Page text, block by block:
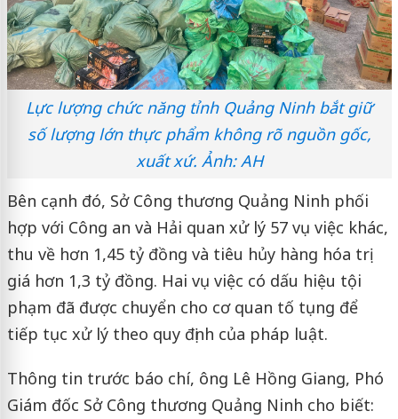
Lực lượng chức năng tỉnh Quảng Ninh bắt giữ
số lượng lớn thực phẩm không rõ nguồn gốc,
xuất xứ. Ảnh: AH
Bên cạnh đó, Sở Công thương Quảng Ninh phối
hợp với Công an và Hải quan xử lý 57 vụ việc khác,
thu về hơn 1,45 tỷ đồng và tiêu hủy hàng hóa trị
giá hơn 1,3 tỷ đồng. Hai vụ việc có dấu hiệu tội
phạm đã được chuyển cho cơ quan tố tụng để
tiếp tục xử lý theo quy định của pháp luật.
Thông tin trước báo chí, ông Lê Hồng Giang, Phó
Giám đốc Sở Công thương Quảng Ninh cho biết: